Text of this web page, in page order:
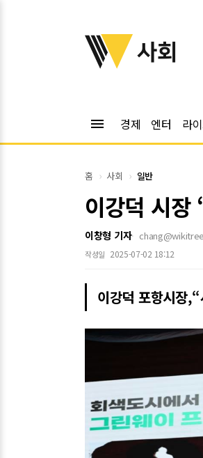
위키트리
사회
menu 경제 엔터 라
홈 사회 일반
이강덕 시장
이창형 기자
작성일 2025-07-02 18:12
이강덕 포항시장